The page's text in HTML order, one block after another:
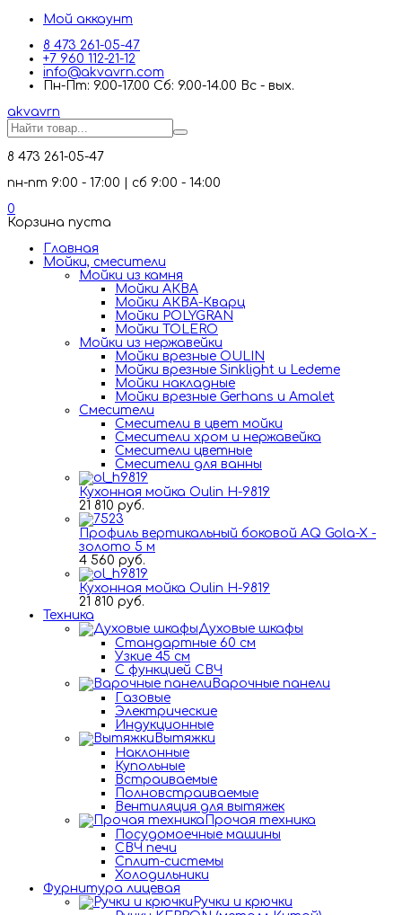
Мой аккаунт
8 473 261-05-47
+7 960 112-21-12
info@akvavrn.com
Пн-Пт: 9.00-17.00 Сб: 9.00-14.00 Вс - вых.
akvavrn
8 473 261-05-47
пн-пт 9:00 - 17:00 | сб 9:00 - 14:00
0
Корзина пуста
Главная
Мойки, смесители
Mойки из камня
Мойки АКВА
Мойки АКВА-Кварц
Мойки POLYGRAN
Мойки TOLERO
Мойки из нержавейки
Мойки врезные OULIN
Мойки врезные Sinklight и Ledeme
Мойки накладные
Мойки врезные Gerhans и Amalet
Смесители
Смесители в цвет мойки
Смесители хром и нержавейка
Смесители цветные
Смесители для ванны
Кухонная мойка Oulin H-9819
21 810 руб.
Профиль вертикальный боковой AQ Gola-X -
золото 5 м
4 560 руб.
Кухонная мойка Oulin H-9819
21 810 руб.
Техника
Духовые шкафы
Стандартные 60 см
Узкие 45 см
С функцией СВЧ
Варочные панели
Газовые
Электрические
Индукционные
Вытяжки
Наклонные
Купольные
Встраиваемые
Полновстраиваемые
Вентиляция для вытяжек
Прочая техника
Посудомоечные машины
СВЧ печи
Сплит-системы
Холодильники
Фурнитура лицевая
Ручки и крючки